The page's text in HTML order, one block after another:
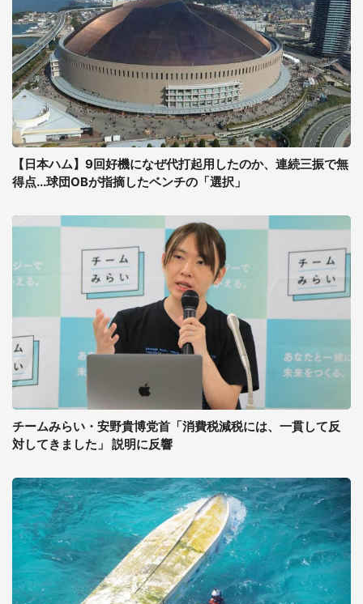
【日本ハム】9回好機になぜ代打起用したのか、連続三振で無
得点...球団OBが指摘したベンチの「選択」
チームみらい・安野貴博党首「消費税減税には、一貫して反
対してきました」 説明に反響